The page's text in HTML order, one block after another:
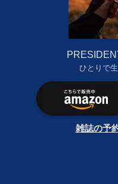
ひとりで
雑誌の予